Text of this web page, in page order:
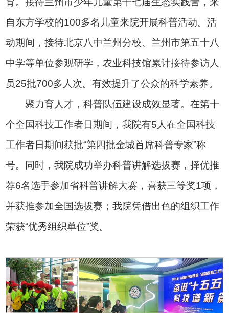
自东方学校的100多名儿童来院开展科普活动。活
动期间，接待北京八中兰州分校、兰州市第五十八
中学等单位参观研学，农业科技馆累计接待参访人
员25批700多人次。有效提升了公众的科学素养。
聚力育人才，科普队伍建设成效显著。在第十
个全国科技工作者日期间，我院有5人在全国科技
工作者日期间获批“第四批金城首席科普专家”称
号。同时，我院成功举办科普讲解选拔赛，择优推
荐6名选手参加省科普讲解大赛，喜获三等奖1项，
并获推参加全国选拔赛；我院凭借出色的组织工作
荣获“优秀组织单位”奖。